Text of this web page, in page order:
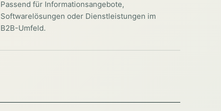
Passend für Informationsangebote,
Softwarelösungen oder Dienstleistungen im
B2B-Umfeld.